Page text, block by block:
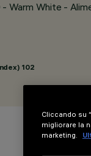
Warm White -
102
Cliccando su
migliorare la
marketing.